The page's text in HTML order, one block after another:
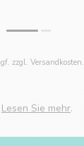
zzgl. Versandkosten.
Lesen Sie mehr.